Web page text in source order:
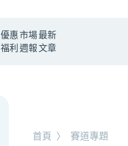
優惠
福利
市場
週報
最新
文章
首頁 〉 賽道專題